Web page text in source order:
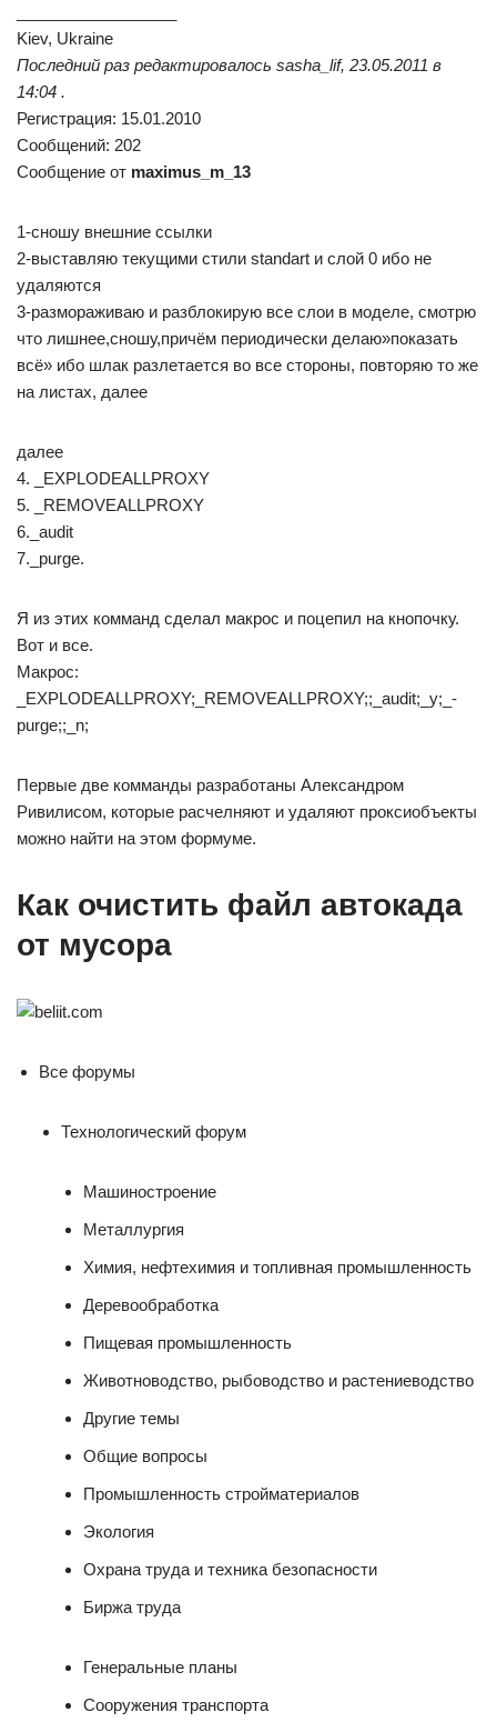
Kiev, Ukraine
Последний раз редактировалось sasha_lif, 23.05.2011 в
14:04 .
Регистрация: 15.01.2010
Сообщений: 202
Сообщение от maximus_m_13
1-сношу внешние ссылки
2-выставляю текущими стили standart и слой 0 ибо не
удаляются
3-размораживаю и разблокирую все слои в моделе, смотрю
что лишнее,сношу,причём периодически делаю»показать
всё» ибо шлак разлетается во все стороны, повторяю то же
на листах, далее
далее
4. _EXPLODEALLPROXY
5. _REMOVEALLPROXY
6._audit
7._purge.
Я из этих комманд сделал макрос и поцепил на кнопочку.
Вот и все.
Макрос:
_EXPLODEALLPROXY;_REMOVEALLPROXY;;_audit;_y;_-
purge;;_n;
Первые две комманды разработаны Александром
Ривилисом, которые расчелняют и удаляют проксиобъекты
можно найти на этом формуме.
Как очистить файл автокада
от мусора
Все форумы
Технологический форум
Машиностроение
Металлургия
Химия, нефтехимия и топливная промышленность
Деревообработка
Пищевая промышленность
Животноводство, рыбоводство и растениеводство
Другие темы
Общие вопросы
Промышленность стройматериалов
Экология
Охрана труда и техника безопасности
Биржа труда
Генеральные планы
Сооружения транспорта